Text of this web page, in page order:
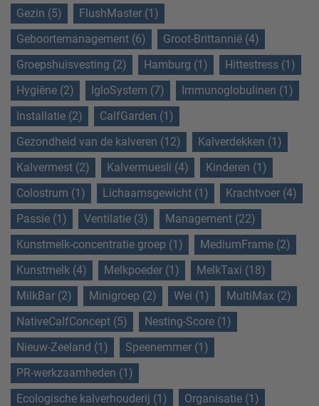
Gezin (5)
FlushMaster (1)
Geboortemanagement (6)
Groot-Brittannië (4)
Groepshuisvesting (2)
Hamburg (1)
Hittestress (1)
Hygiëne (2)
IgloSystem (7)
Immunoglobulinen (1)
Installatie (2)
CalfGarden (1)
Gezondheid van de kalveren (12)
Kalverdekken (1)
Kalvermest (2)
Kalvermuesli (4)
Kinderen (1)
Colostrum (1)
Lichaamsgewicht (1)
Krachtvoer (4)
Passie (1)
Ventilatie (3)
Management (22)
Kunstmelk-concentratie groep (1)
MediumFrame (2)
Kunstmelk (4)
Melkpoeder (1)
MelkTaxi (18)
MilkBar (2)
Minigroep (2) Wei (1)
MultiMax (2)
NativeCalfConcept (5)
Nesting-Score (1)
Nieuw-Zeeland (1)
Speenemmer (1)
PR-werkzaamheden (1)
Ecologische kalverhouderij (1)
Organisatie (1)